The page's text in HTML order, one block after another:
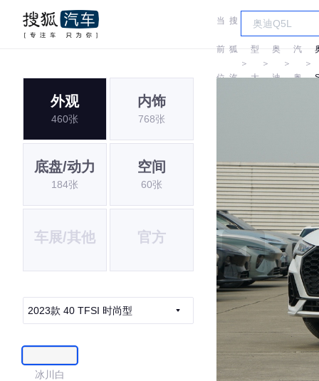
当
前
位
搜
狐
汽
＞
车
型
大
＞
奥
迪
＞
汽
奥
＞
外观
460张
内饰
768张
底盘/动力
184张
空间
60张
车展/其他 官方
2023款 40 TFSI 时尚型
冰川白